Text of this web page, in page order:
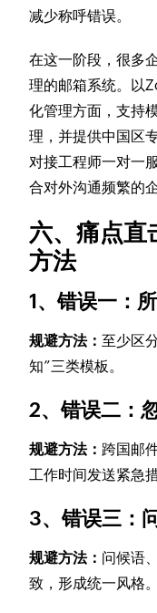
减少称呼错误。
在这一阶段，很多
理的邮箱系统。以
化管理方面，支持
理，并提供中国区
对接工程师一对一
合对外沟通频繁的企
六、痛点直
方法
1、错误一：
规避方法：至少区
知”三类模板。
2、错误二：
规避方法： 跨国邮
工作时间发送紧急措
3、错误三：
规避方法： 问候语
致，形成统一风格。